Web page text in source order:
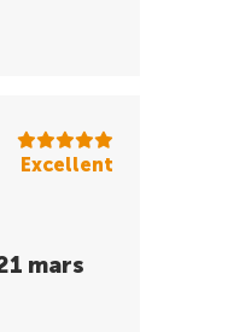
Excellent
mars